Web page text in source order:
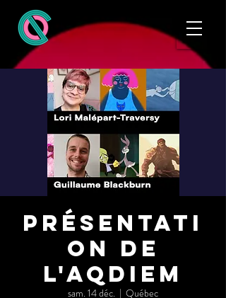
Présentati
on de
l'AQdiem
sam. 14 déc.
  |
Québec